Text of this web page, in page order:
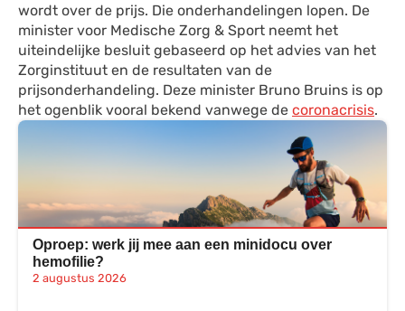
wordt over de prijs. Die onderhandelingen lopen. De
minister voor Medische Zorg & Sport neemt het
uiteindelijke besluit gebaseerd op het advies van het
Zorginstituut en de resultaten van de
prijsonderhandeling. Deze minister Bruno Bruins is op
het ogenblik vooral bekend vanwege de coronacrisis.
Oproep: werk jij mee aan een minidocu over
hemofilie?
2 augustus 2026